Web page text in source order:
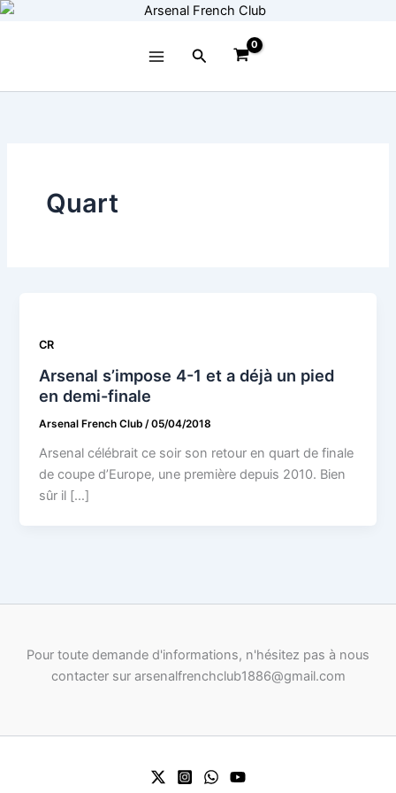
Aller
Rechercher
Quart
CR
Arsenal s’impose 4-1 et a déjà un pied
en demi-finale
Arsenal French Club/05/04/2018
Arsenal célébrait ce soir son retour en quart de finale
de coupe d’Europe, une première depuis 2010. Bien
sûr il […]
Pour toute demande d'informations, n'hésitez pas à nous
contacter sur arsenalfrenchclub1886@gmail.com